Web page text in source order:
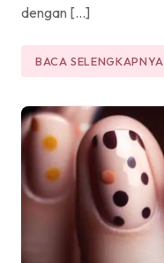
dengan […]
BACA SELENGKAPNYA